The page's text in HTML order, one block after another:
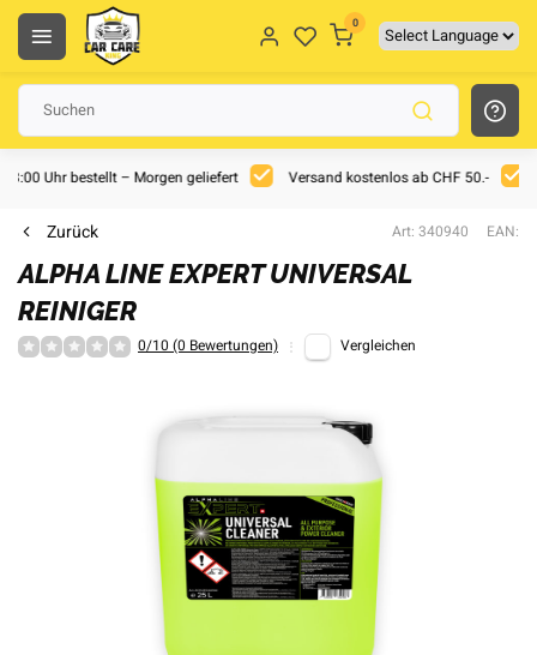
0
Uhr bestellt – Morgen geliefert Versand kostenlos ab CHF 50.-
Zurück Art: 340940 EAN:
ALPHA LINE EXPERT UNIVERSAL
REINIGER
0/10 (0 Bewertungen) Vergleichen